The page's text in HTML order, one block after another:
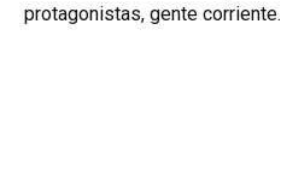
protagonistas, gente corriente.